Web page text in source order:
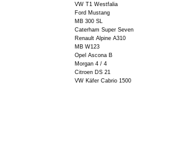
VW T1 Westfalia
Ford Mustang
MB 300 SL
Caterham Super Seven
Renault Alpine A310
MB W123
Opel Ascona B
Morgan 4 / 4
Citroen DS 21
VW Käfer Cabrio 1500